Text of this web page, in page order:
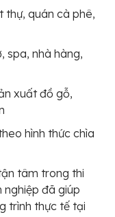
thự, quán cà phê,
spa, nhà hàng,
xuất đồ gỗ,
hình thức chìa
tâm trong thi
nghiệp đã giúp
trình thực tế tại